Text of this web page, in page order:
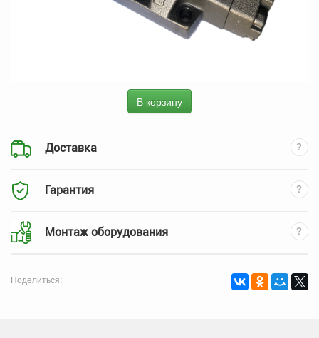
В корзину
Доставка
Гарантия
Монтаж оборудования
Поделиться: